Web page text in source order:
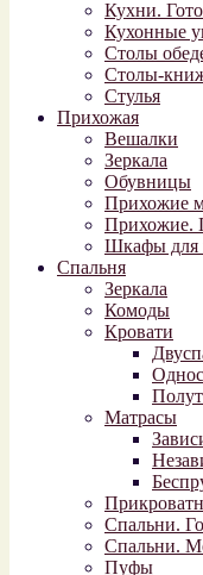
Кухни.
Кухонные
Столы
Столы-
Стулья
Прихожая
Вешалки
Зеркала
Обувницы
Прихожие
Прихожие.
Шкафы для
Спальня
Зеркала
Комоды
Кровати
Матрасы
Спальни.
Спальни.
Пуфы